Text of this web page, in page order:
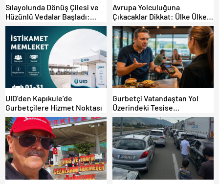
Sılayolunda Dönüş Çilesi ve
Hüzünlü Vedalar Başladı:
Kapıkule’de Yoğunluk Artıyor!
Avrupa Yolculuğuna
Çıkacaklar Dikkat: Ülke Ülke
Güncel Trafik Kuralları,
Avrupa Otoyol Hız Limitleri
UID’den Kapıkule’de
Gurbetçilere Hizmet Noktası
Gurbetçi Vatandaştan Yol
Üzerindeki Tesise
Dolandırıcılık İddiası:
“Hesabınızı Mutlaka Kontrol
Edin”